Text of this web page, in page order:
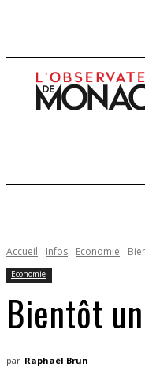
Accueil Infos Economie
Economie
Bientôt
par Raphaël Brun